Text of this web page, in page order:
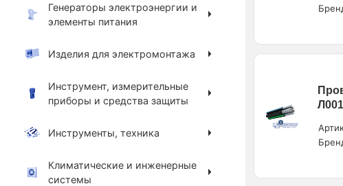
Генераторы электроэнергии и
элементы питания
Изделия для электромонтажа
Инструмент, измерительные
приборы и средства защиты
Инструменты, техника
Климатические и инженерные
системы